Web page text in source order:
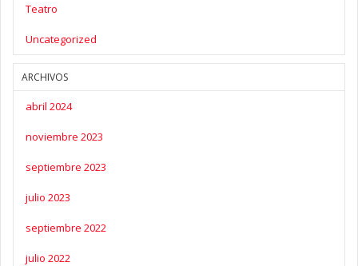
Teatro
Uncategorized
ARCHIVOS
abril 2024
noviembre 2023
septiembre 2023
julio 2023
septiembre 2022
julio 2022